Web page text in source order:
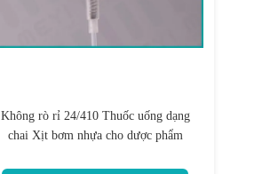
Không rò rỉ 24/410 Thuốc uống dạng
chai Xịt bơm nhựa cho dược phẩm